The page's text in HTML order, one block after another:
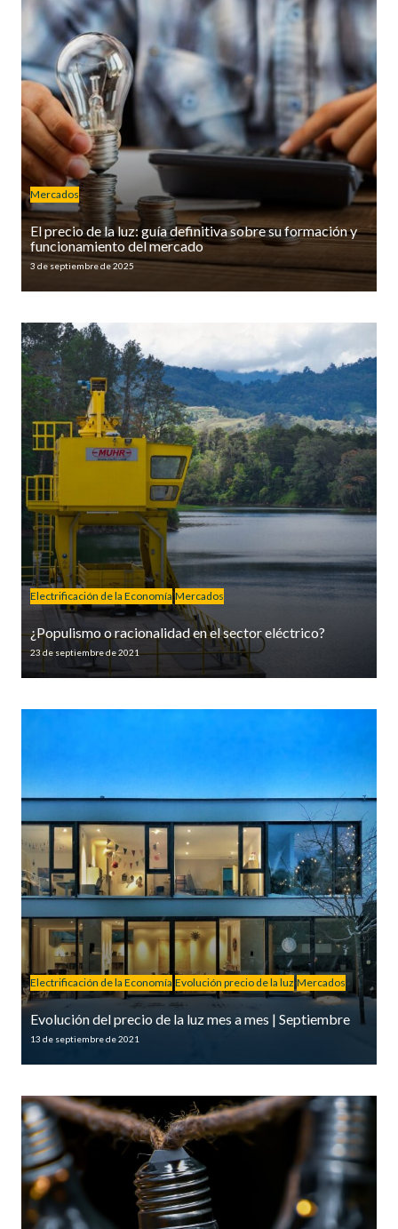
Mercados
El precio de la luz: guía definitiva sobre su formación y
funcionamiento del mercado
3 de septiembre de 2025
Electrificación de la Economía Mercados
¿Populismo o racionalidad en el sector eléctrico?
23 de septiembre de 2021
Electrificación de la Economía Evolución precio de la luz Mercados
Evolución del precio de la luz mes a mes | Septiembre
13 de septiembre de 2021